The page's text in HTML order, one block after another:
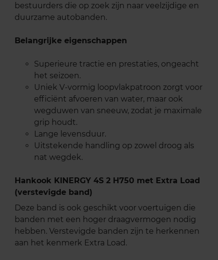
bestuurders die op zoek zijn naar veelzijdige en
duurzame autobanden.
Belangrijke eigenschappen
Superieure tractie en prestaties, ongeacht
het seizoen.
Uniek V-vormig loopvlakpatroon zorgt voor
efficiënt afvoeren van water, maar ook
wegduwen van sneeuw, zodat je maximale
grip houdt.
Lange levensduur.
Uitstekende handling op zowel droog als
nat wegdek.
Hankook KINERGY 4S 2 H750 met Extra Load
(verstevigde band)
Deze band is ook geschikt voor voertuigen die
banden met een hoger draagvermogen nodig
hebben. Verstevigde banden zijn te herkennen
aan het kenmerk Extra Load.